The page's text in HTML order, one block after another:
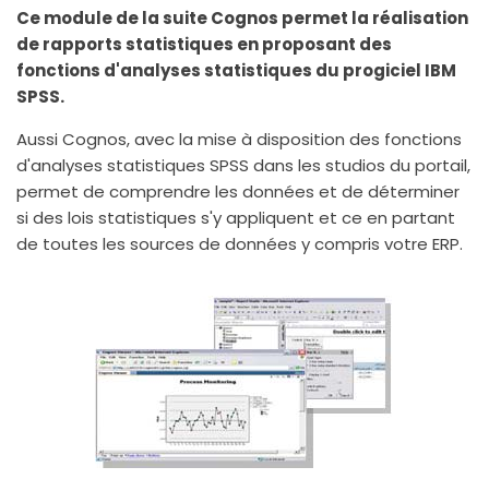
Ce module de la suite Cognos permet la réalisation
de rapports statistiques en proposant des
fonctions d'analyses statistiques du progiciel IBM
SPSS.
Aussi Cognos, avec la mise à disposition des fonctions
d'analyses statistiques SPSS dans les studios du portail,
permet de comprendre les données et de déterminer
si des lois statistiques s'y appliquent et ce en partant
de toutes les sources de données y compris votre ERP.